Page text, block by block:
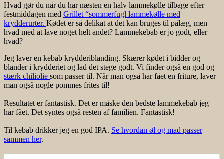
Hvad gør du når du har næsten en halv lammekølle tilbage efter
festmiddagen med Grillet “sommerfugl lammekølle med
krydderurter. Kødet er så delikat at det kan bruges til pålæg, men
hvad med at lave noget helt andet? Lammekebab er jo godt, eller
hvad?
Jeg laver en kebab krydderiblanding. Skærer kødet i bidder og
blander i krydderiet og lad det stege godt. Vi finder også en god og
stærk chiliolie som passer til. Når man også har fået en friture, laver
man også nogle pommes frites til!
Resultatet er fantastisk. Det er måske den bedste lammekebab jeg
har fået. Det syntes også resten af familien. Fantastisk!
Til kebab drikker jeg en god IPA. Se hvordan øl og mad passer
sammen her.